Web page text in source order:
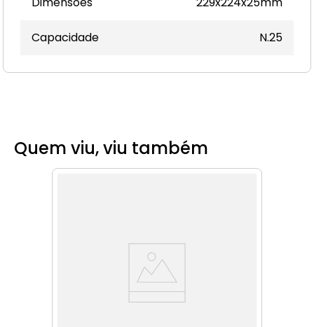
Capacidade N.25
Quem viu, viu também